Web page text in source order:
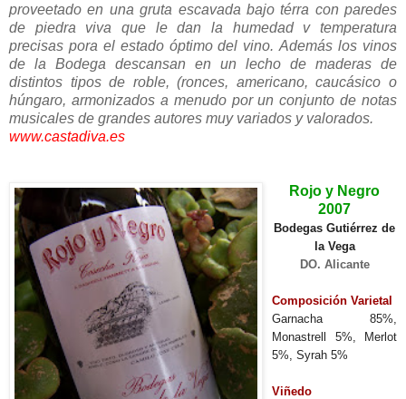
proveetado en una gruta escavada bajo térra con paredes
de piedra viva que le dan la humedad v temperatura
precisas pora el estado óptimo del vino. Además los vinos
de la Bodega descansan en un lecho de maderas de
distintos tipos de roble, (ronces, americano, caucásico o
húngaro, armonizados a menudo por un conjunto de notas
musicales de grandes autores muy variados y valorados.
www.castadiva.es
Rojo y Negro
2007
Bodegas Gutiérrez de
la Vega
DO. Alicante
Composición Varietal
Garnacha 85%,
Monastrell 5%, Merlot
5%, Syrah 5%
Viñedo